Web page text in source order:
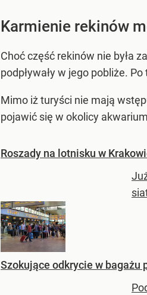
Karmienie rekinów
Choć część rekinów nie była
podpływały w jego pobliże.
Mimo iż turyści nie mają
pojawić się w okolicy
Roszady na lotnisku w
Szokujące odkrycie w bagażu